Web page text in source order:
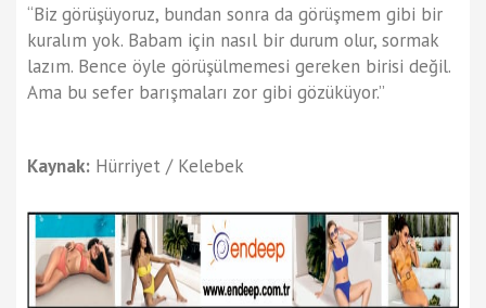
“Biz görüşüyoruz, bundan sonra da görüşmem gibi bir
kuralım yok. Babam için nasıl bir durum olur, sormak
lazım. Bence öyle görüşülmemesi gereken birisi değil.
Ama bu sefer barışmaları zor gibi gözüküyor.”
Kaynak: Hürriyet / Kelebek